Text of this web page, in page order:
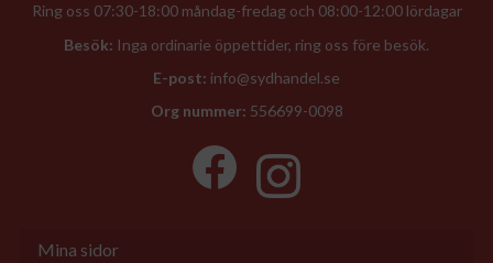
Ring oss 07:30-18:00 måndag-fredag och 08:00-12:00 lördagar
Besök: Inga ordinarie öppettider, ring oss före besök.
E-post: info@sydhandel.se
Org nummer: 556699-0098
Mina sidor